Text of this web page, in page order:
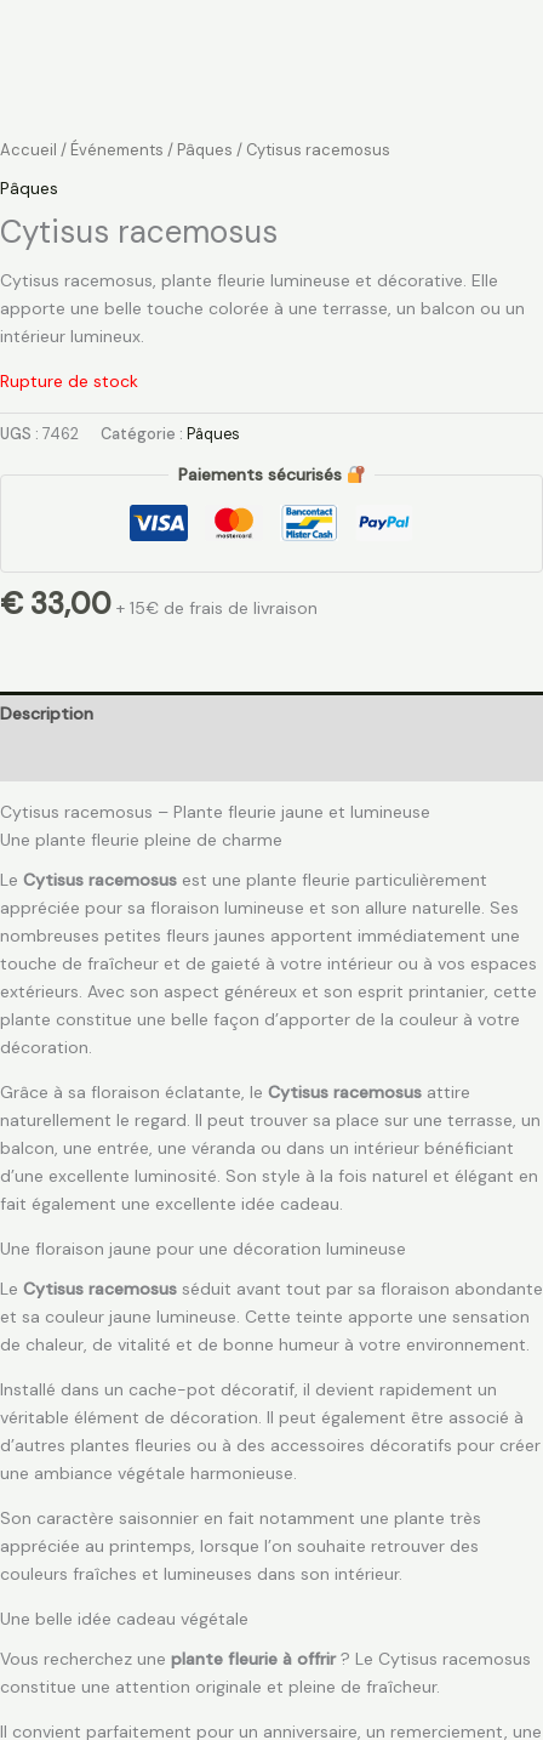
Accueil / Événements / Pâques / Cytisus racemosus
Pâques
Cytisus racemosus
Cytisus racemosus, plante fleurie lumineuse et décorative. Elle
apporte une belle touche colorée à une terrasse, un balcon ou un
intérieur lumineux.
Rupture de stock
UGS : 7462 Catégorie : Pâques
Paiements sécurisés
€ 33,00 + 15€ de frais de livraison
Description
Cytisus racemosus – Plante fleurie jaune et lumineuse
Une plante fleurie pleine de charme
Le Cytisus racemosus est une plante fleurie particulièrement
appréciée pour sa floraison lumineuse et son allure naturelle. Ses
nombreuses petites fleurs jaunes apportent immédiatement une
touche de fraîcheur et de gaieté à votre intérieur ou à vos espaces
extérieurs. Avec son aspect généreux et son esprit printanier, cette
plante constitue une belle façon d’apporter de la couleur à votre
décoration.
Grâce à sa floraison éclatante, le Cytisus racemosus attire
naturellement le regard. Il peut trouver sa place sur une terrasse, un
balcon, une entrée, une véranda ou dans un intérieur bénéficiant
d’une excellente luminosité. Son style à la fois naturel et élégant en
fait également une excellente idée cadeau.
Une floraison jaune pour une décoration lumineuse
Le Cytisus racemosus séduit avant tout par sa floraison abondante
et sa couleur jaune lumineuse. Cette teinte apporte une sensation
de chaleur, de vitalité et de bonne humeur à votre environnement.
Installé dans un cache-pot décoratif, il devient rapidement un
véritable élément de décoration. Il peut également être associé à
d’autres plantes fleuries ou à des accessoires décoratifs pour créer
une ambiance végétale harmonieuse.
Son caractère saisonnier en fait notamment une plante très
appréciée au printemps, lorsque l’on souhaite retrouver des
couleurs fraîches et lumineuses dans son intérieur.
Une belle idée cadeau végétale
Vous recherchez une plante fleurie à offrir? Le Cytisus racemosus
constitue une attention originale et pleine de fraîcheur.
Il convient parfaitement pour un anniversaire, un remerciement, une